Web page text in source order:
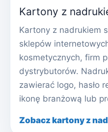
Kartony z
Kartony z nadrukiem
sklepów
kosmetycznych, firm
dystrybutorów.
zawierać logo, hasło
ikonę branżową lub
Zobacz kartony z